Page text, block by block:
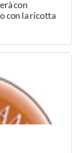
formaggi a
bufala,
di
ci è